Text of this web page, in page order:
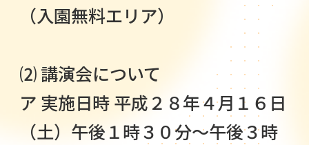
（入園無料エリア）
⑵ 講演会について
ア 実施日時 平成２８年４月１６日
（土）午後１時３０分～午後３時